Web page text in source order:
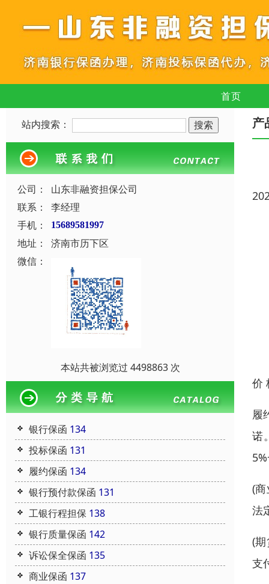
首页
站内搜索：
公司：
山东非融资担保公司
联系：
李经理
手机：
15689581997
地址：
济南市历下区
微信：
本站共被浏览过 4498863 次
银行保函 134
投标保函 131
履约保函 134
银行预付款保函 131
工银行程担保 138
银行质量保函 142
诉讼保全保函 135
商业保函 137
产
价
履
诺
(
法
(
支